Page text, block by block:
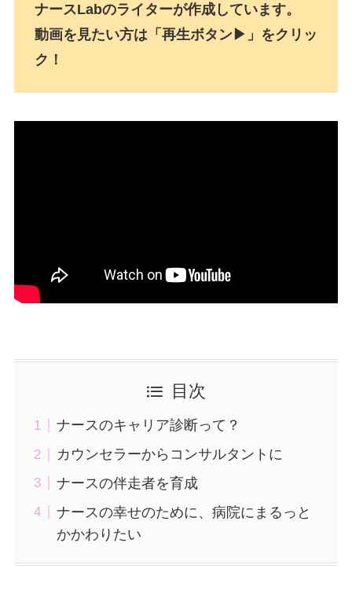
ナースLabのライターが作成しています。
動画を見たい方は「再生ボタン▶」をクリッ
ク！
目次
ナースのキャリア診断って？
カウンセラーからコンサルタントに
ナースの伴走者を育成
ナースの幸せのために、病院にまるっと
かかわりたい